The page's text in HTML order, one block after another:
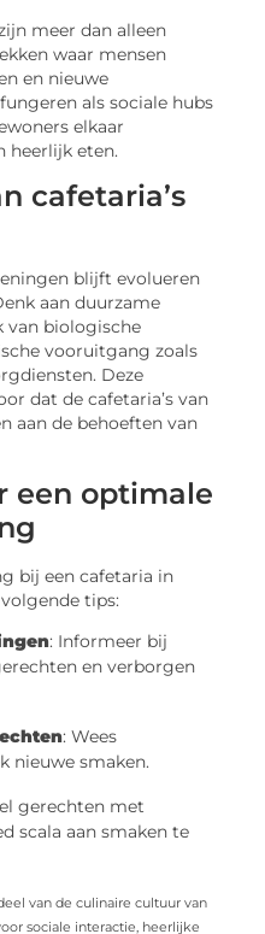
meer dan alleen
waar mensen
en nieuwe
als sociale hubs
elkaar
heerlijk eten.
cafetaria’s
blijft evolueren
aan duurzame
van biologische
vooruitgang zoals
Deze
dat de cafetaria’s van
aan de behoeften van
een optimale
bij een cafetaria in
tips:
: Informeer bij
en verborgen
: Wees
nieuwe smaken.
gerechten met
scala aan smaken te
van de culinaire cultuur van
sociale interactie, heerlijke